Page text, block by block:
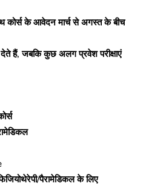
कोर्स के आवेदन मार्च से अगस्त के बीच
हैं, जबकि कुछ अलग प्रवेश परीक्षाएं
पैरामेडिकल के लिए